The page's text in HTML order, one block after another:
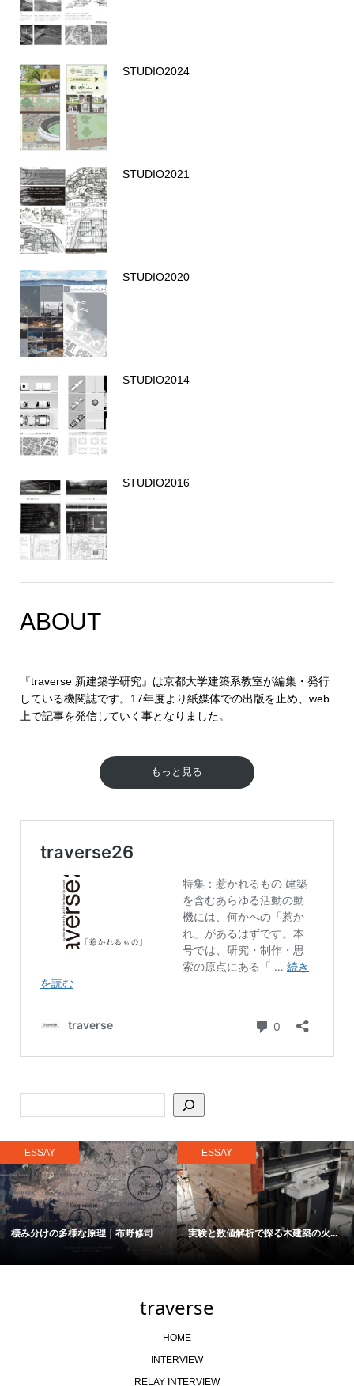
STUDIO2024
STUDIO2021
STUDIO2020
STUDIO2014
STUDIO2016
ABOUT
『traverse 新建築学研究』は京都大学建築系教室が編集・発行
している機関誌です。17年度より紙媒体での出版を止め、web
上で記事を発信していく事となりました。
もっと見る
ESSAY
棲み分けの多様な原理｜布野修司
ESSAY
実験と数値解析で探る木建築の火...
traverse
HOME
INTERVIEW
RELAY INTERVIEW